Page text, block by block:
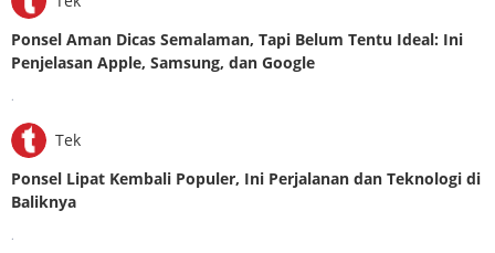
Ponsel Aman Dicas Semalaman, Tapi Belum Tentu Ideal: Ini
Penjelasan Apple, Samsung, dan Google
Tek
Ponsel Lipat Kembali Populer, Ini Perjalanan dan Teknologi di
Baliknya